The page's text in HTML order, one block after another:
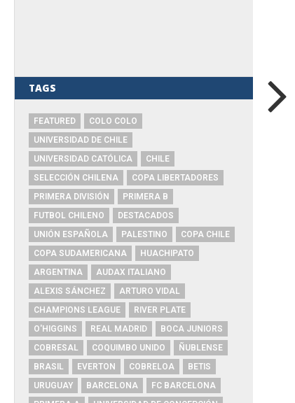
TAGS
FEATURED
COLO COLO
UNIVERSIDAD DE CHILE
UNIVERSIDAD CATÓLICA
CHILE
SELECCIÓN CHILENA
COPA LIBERTADORES
PRIMERA DIVISIÓN
PRIMERA B
FUTBOL CHILENO
DESTACADOS
UNIÓN ESPAÑOLA
PALESTINO
COPA CHILE
COPA SUDAMERICANA
HUACHIPATO
ARGENTINA
AUDAX ITALIANO
ALEXIS SÁNCHEZ
ARTURO VIDAL
CHAMPIONS LEAGUE
RIVER PLATE
O'HIGGINS
REAL MADRID
BOCA JUNIORS
COBRESAL
COQUIMBO UNIDO
ÑUBLENSE
BRASIL
EVERTON COBRELOA
BETIS
URUGUAY
BARCELONA
FC BARCELONA